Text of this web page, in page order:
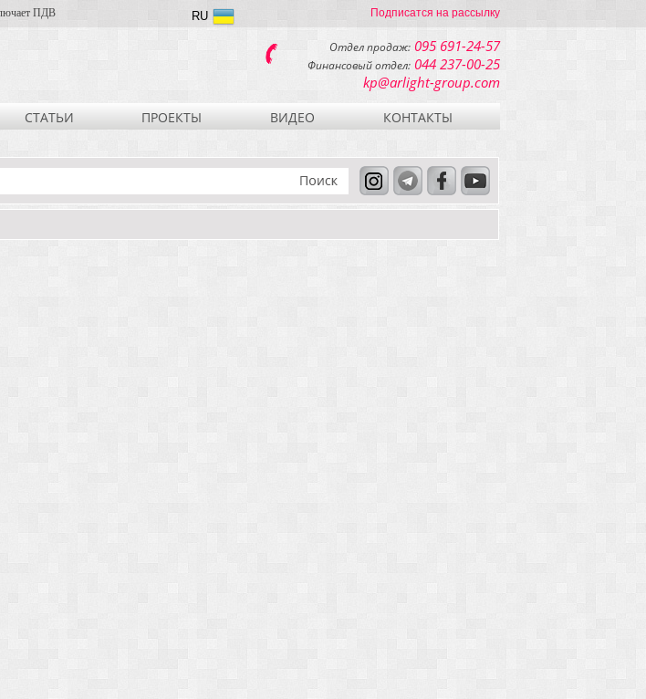
ПДВ Подписатся на рассылку
RU
Отдел продаж: 095 691-24-57
Финансовый отдел: 044 237-00-25
kp@arlight-group.com
СТАТЬИ ПРОЕКТЫ ВИДЕО КОНТАКТЫ